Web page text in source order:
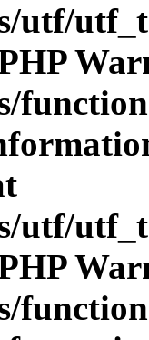
utf/
utf/